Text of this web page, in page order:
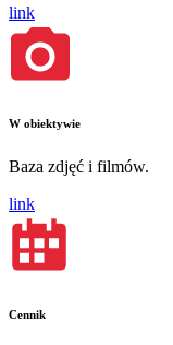
link
W obiektywie
Baza zdjęć i filmów.
link
Cennik